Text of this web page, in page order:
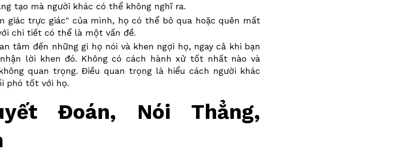
tạo mà người khác có thể không nghĩ ra.
giác trực giác" của mình, họ có thể bỏ qua hoặc quên mất
chi tiết có thể là một vấn đề.
tâm đến những gì họ nói và khen ngợi họ, ngay cả khi bạn
lời khen đó. Không có cách hành xử tốt nhất nào và
quan trọng. Điều quan trọng là hiểu cách người khác
phó tốt với họ.
Đoán, Nói Thẳng,